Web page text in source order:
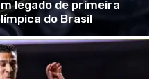
legado de primeira
do Brasil